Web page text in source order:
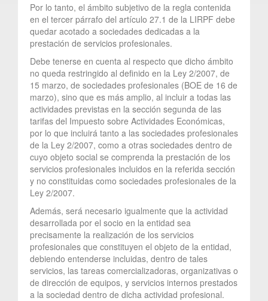
Por lo tanto, el ámbito subjetivo de la regla contenida
en el tercer párrafo del artículo 27.1 de la LIRPF debe
quedar acotado a sociedades dedicadas a la
prestación de servicios profesionales.
Debe tenerse en cuenta al respecto que dicho ámbito
no queda restringido al definido en la Ley 2/2007, de
15 marzo, de sociedades profesionales (BOE de 16 de
marzo), sino que es más amplio, al incluir a todas las
actividades previstas en la sección segunda de las
tarifas del Impuesto sobre Actividades Económicas,
por lo que incluirá tanto a las sociedades profesionales
de la Ley 2/2007, como a otras sociedades dentro de
cuyo objeto social se comprenda la prestación de los
servicios profesionales incluidos en la referida sección
y no constituidas como sociedades profesionales de la
Ley 2/2007.
Además, será necesario igualmente que la actividad
desarrollada por el socio en la entidad sea
precisamente la realización de los servicios
profesionales que constituyen el objeto de la entidad,
debiendo entenderse incluidas, dentro de tales
servicios, las tareas comercializadoras, organizativas o
de dirección de equipos, y servicios internos prestados
a la sociedad dentro de dicha actividad profesional.